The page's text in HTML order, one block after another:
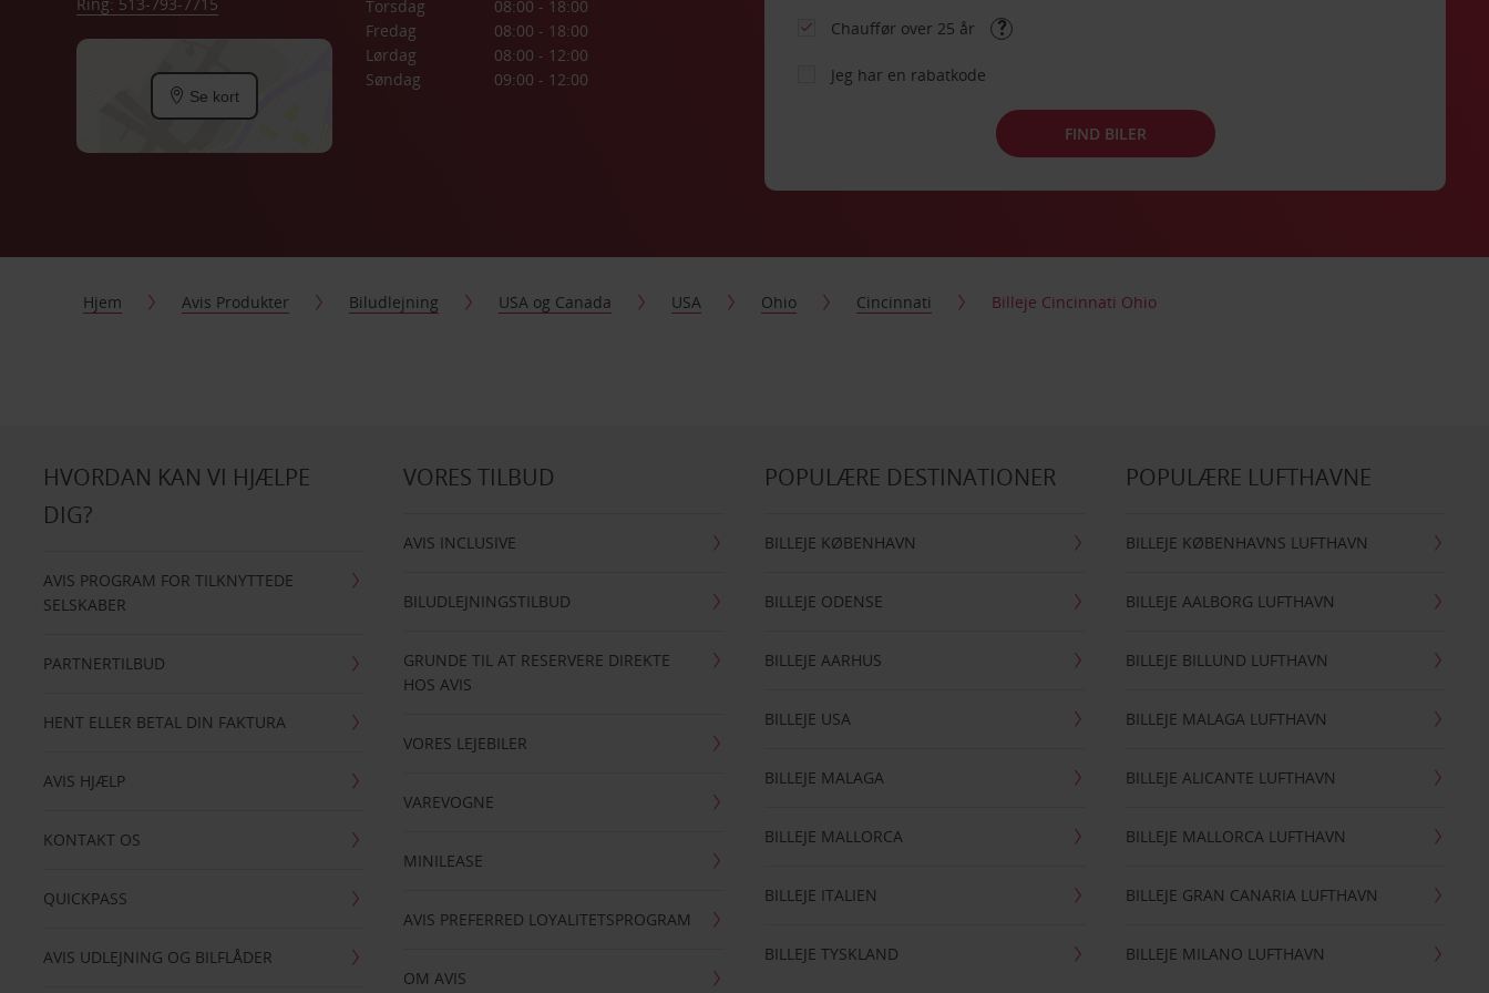
Se kort
Torsdag
08:00 - 18:00
Fredag
08:00 - 18:00
Lørdag
08:00 - 12:00
Søndag
09:00 - 12:00
Chauffør over 25 år
Jeg har en rabatkode
FIND BILER
Hjem Avis Produkter Biludlejning USA og Canada USA Ohio Cincinnati Billeje Cincinnati Ohio
HVORDAN KAN VI HJÆLPE
DIG?
AVIS PROGRAM FOR TILKNYTTEDE
SELSKABER
PARTNERTILBUD
HENT ELLER BETAL DIN FAKTURA
AVIS HJÆLP
KONTAKT OS
QUICKPASS
AVIS UDLEJNING OG BILFLÅDER
VORES TILBUD
AVIS INCLUSIVE
BILUDLEJNINGSTILBUD
GRUNDE TIL AT RESERVERE DIREKTE
HOS AVIS
VORES LEJEBILER
VAREVOGNE
MINILEASE
AVIS PREFERRED LOYALITETSPROGRAM
OM AVIS
POPULÆRE DESTINATIONER
BILLEJE KØBENHAVN
BILLEJE ODENSE
BILLEJE AARHUS
BILLEJE USA
BILLEJE MALAGA
BILLEJE MALLORCA
BILLEJE ITALIEN
BILLEJE TYSKLAND
POPULÆRE LUFTHAVNE
BILLEJE KØBENHAVNS LUFTHAVN
BILLEJE AALBORG LUFTHAVN
BILLEJE BILLUND LUFTHAVN
BILLEJE MALAGA LUFTHAVN
BILLEJE ALICANTE LUFTHAVN
BILLEJE MALLORCA LUFTHAVN
BILLEJE GRAN CANARIA LUFTHAVN
BILLEJE MILANO LUFTHAVN